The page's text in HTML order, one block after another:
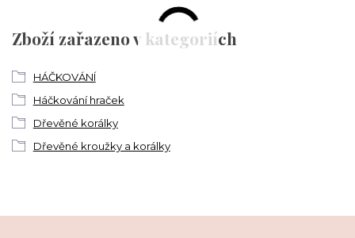
Zboží zařazeno v kategoriích
HÁČKOVÁNÍ
Háčkování hraček
Dřevěné korálky
Dřevěné kroužky a korálky